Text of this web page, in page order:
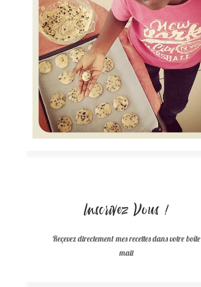
Inscrivez Vous !
Reçevez directement mes recettes dans votre boîte
mail